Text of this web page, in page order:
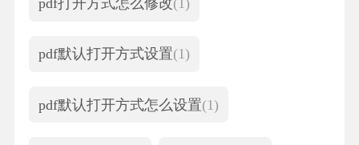
pdf打开方式怎么修改(1)
pdf默认打开方式设置(1)
pdf默认打开方式怎么设置(1)